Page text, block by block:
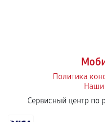
Политика
Наши
Сервисный центр